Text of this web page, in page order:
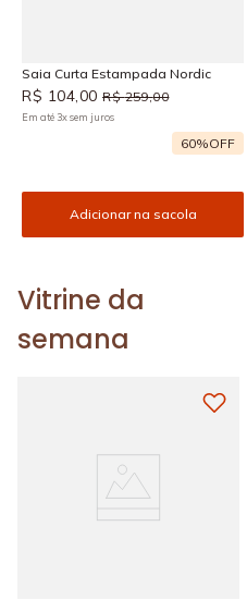
Saia Curta Estampada Nordic
R$ 104,00 R$ 259,00
Em até 3xsem juros
60%OFF
Adicionar na sacola
Vitrine da
semana